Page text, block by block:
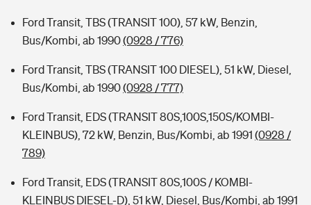
Ford Transit, TBS (TRANSIT 100), 57 kW, Benzin,
Bus/Kombi, ab 1990(0928 / 776)
Ford Transit, TBS (TRANSIT 100 DIESEL), 51 kW, Diesel,
Bus/Kombi, ab 1990(0928 / 777)
Ford Transit, EDS (TRANSIT 80S,100S,150S/KOMBI-
KLEINBUS), 72 kW, Benzin, Bus/Kombi, ab 1991 (0928 /
789)
Ford Transit, EDS (TRANSIT 80S,100S / KOMBI-
KLEINBUS DIESEL-D), 51 kW, Diesel, Bus/Kombi, ab 1991